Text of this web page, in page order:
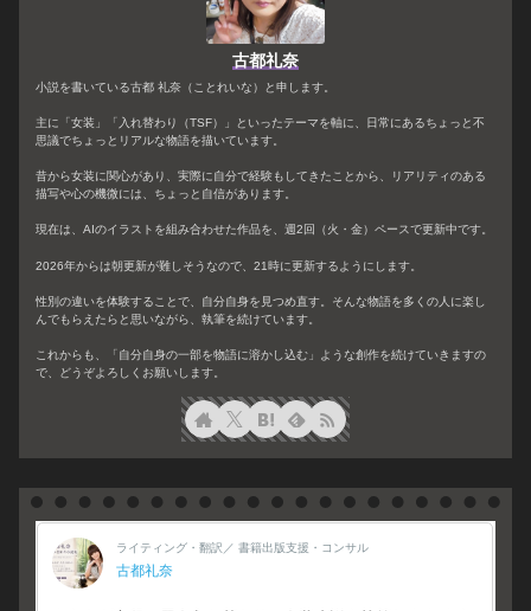
古都礼奈
小説を書いている古都 礼奈（ことれいな）と申します。
主に「女装」「入れ替わり（TSF）」といったテーマを軸に、日常にあるちょっと不
思議でちょっとリアルな物語を描いています。
昔から女装に関心があり、実際に自分で経験もしてきたことから、リアリティのある
描写や心の機微には、ちょっと自信があります。
現在は、AIのイラストを組み合わせた作品を、週2回（火・金）ペースで更新中です。
2026年からは朝更新が難しそうなので、21時に更新するようにします。
性別の違いを体験することで、自分自身を見つめ直す。そんな物語を多くの人に楽し
んでもらえたらと思いながら、執筆を続けています。
これからも、「自分自身の一部を物語に溶かし込む」ような創作を続けていきますの
で、どうぞよろしくお願いします。